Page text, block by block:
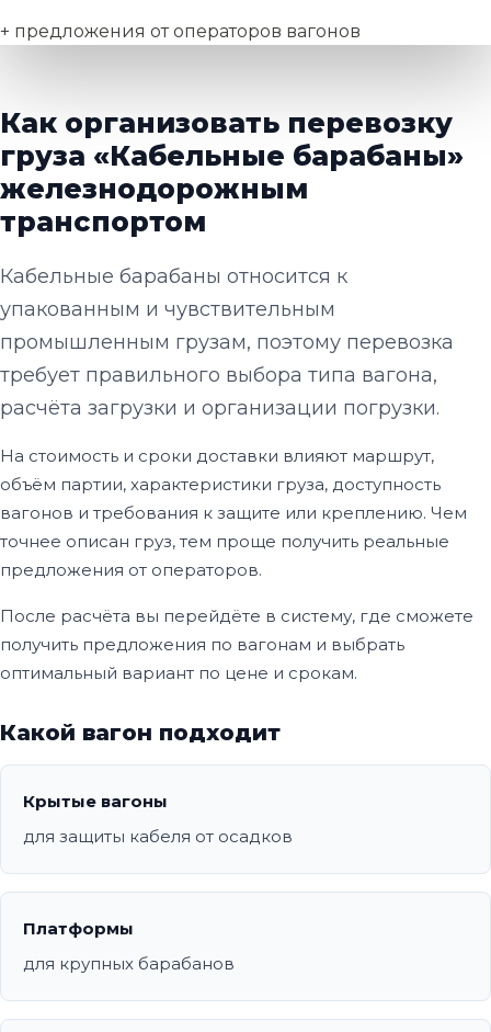
+ предложения от операторов вагонов
Как организовать перевозку
груза «Кабельные барабаны»
железнодорожным
транспортом
Кабельные барабаны относится к
упакованным и чувствительным
промышленным грузам, поэтому перевозка
требует правильного выбора типа вагона,
расчёта загрузки и организации погрузки.
На стоимость и сроки доставки влияют маршрут,
объём партии, характеристики груза, доступность
вагонов и требования к защите или креплению. Чем
точнее описан груз, тем проще получить реальные
предложения от операторов.
После расчёта вы перейдёте в систему, где сможете
получить предложения по вагонам и выбрать
оптимальный вариант по цене и срокам.
Какой вагон подходит
Крытые вагоны
для защиты кабеля от осадков
Платформы
для крупных барабанов